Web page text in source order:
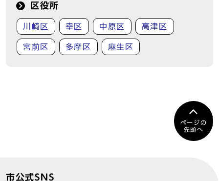
区役所
川崎区 幸区 中原区 高津区
宮前区 多摩区 麻生区
ページの
先頭へ
市公式SNS